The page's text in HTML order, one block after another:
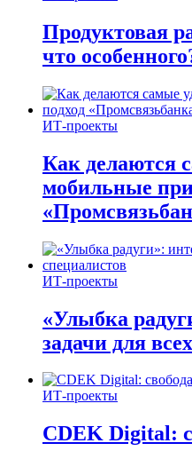
Продуктовая
что
ИТ-проекты
Как делаются
мобильные
ИТ-проекты
«Улыбка
задачи для
ИТ-проекты
CDEK Digital: